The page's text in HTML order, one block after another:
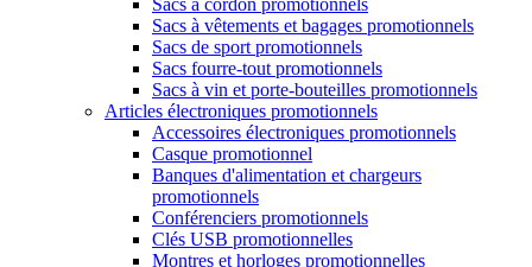
Sacs à cordon promotionnels
Sacs à vêtements et bagages promotionnels
Sacs de sport promotionnels
Sacs fourre-tout promotionnels
Sacs à vin et porte-bouteilles promotionnels
Articles électroniques promotionnels
Accessoires électroniques promotionnels
Casque promotionnel
Banques d'alimentation et chargeurs
promotionnels
Conférenciers promotionnels
Clés USB promotionnelles
Montres et horloges promotionnelles